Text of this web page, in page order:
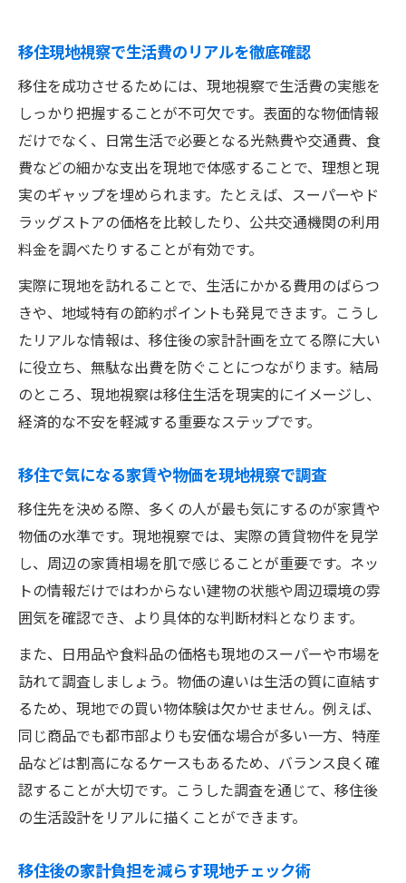
移住現地視察で生活費のリアルを徹底確認
移住を成功させるためには、現地視察で生活費の実態を
しっかり把握することが不可欠です。表面的な物価情報
だけでなく、日常生活で必要となる光熱費や交通費、食
費などの細かな支出を現地で体感することで、理想と現
実のギャップを埋められます。たとえば、スーパーやド
ラッグストアの価格を比較したり、公共交通機関の利用
料金を調べたりすることが有効です。
実際に現地を訪れることで、生活にかかる費用のばらつ
きや、地域特有の節約ポイントも発見できます。こうし
たリアルな情報は、移住後の家計計画を立てる際に大い
に役立ち、無駄な出費を防ぐことにつながります。結局
のところ、現地視察は移住生活を現実的にイメージし、
経済的な不安を軽減する重要なステップです。
移住で気になる家賃や物価を現地視察で調査
移住先を決める際、多くの人が最も気にするのが家賃や
物価の水準です。現地視察では、実際の賃貸物件を見学
し、周辺の家賃相場を肌で感じることが重要です。ネッ
トの情報だけではわからない建物の状態や周辺環境の雰
囲気を確認でき、より具体的な判断材料となります。
また、日用品や食料品の価格も現地のスーパーや市場を
訪れて調査しましょう。物価の違いは生活の質に直結す
るため、現地での買い物体験は欠かせません。例えば、
同じ商品でも都市部よりも安価な場合が多い一方、特産
品などは割高になるケースもあるため、バランス良く確
認することが大切です。こうした調査を通じて、移住後
の生活設計をリアルに描くことができます。
移住後の家計負担を減らす現地チェック術